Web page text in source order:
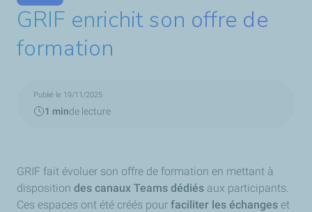
GRIF enrichit son offre de
formation
Publié le 19/11/2025
1 minde lecture
GRIF fait évoluer son offre de formation en mettant à
disposition des canaux Teams dédiés aux participants.
Ces espaces ont été créés pour faciliter les échanges et